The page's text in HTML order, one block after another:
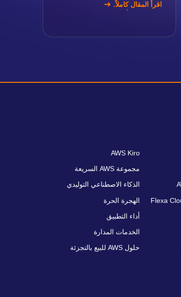
اقرأ المقال كاملاً.
AWS Kiro
مجموعة AWS السريعة
الذكاء الاصطناعي التوليدي
الهجرة الحرة
أداء التطبيق
الخدمات المدارة
حلول AWS للبيع بالتجزئة